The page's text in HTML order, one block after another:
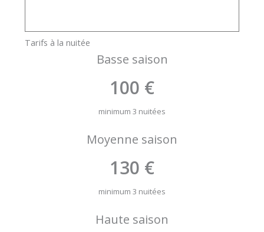
Tarifs à la nuitée
Basse saison
100 €
minimum 3 nuitées
Moyenne saison
130 €
minimum 3 nuitées
Haute saison